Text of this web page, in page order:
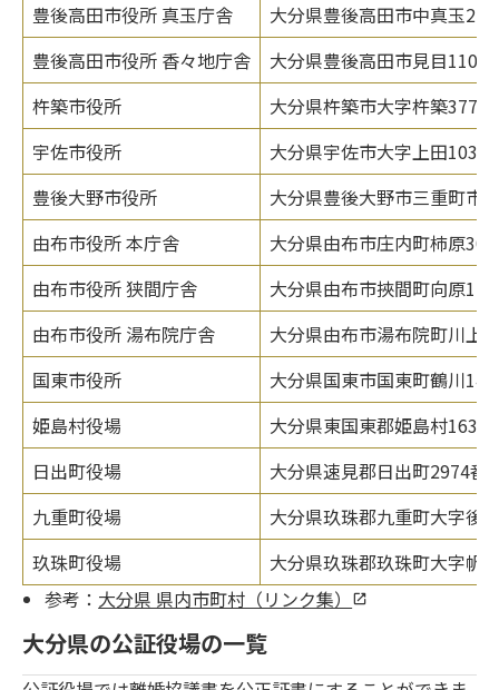
豊後高田市役所 真玉庁舎
大分県豊後高田市中真玉
豊後高田市役所 香々地庁舎
大分県豊後高田市見目110
杵築市役所
大分県杵築市大字杵築377
宇佐市役所
大分県宇佐市大字上田1030
豊後大野市役所
大分県豊後大野市三重町市
由布市役所 本庁舎
大分県由布市庄内町柿原
由布市役所 狭間庁舎
大分県由布市挾間町向原
由布市役所 湯布院庁舎
大分県由布市湯布院町川上
国東市役所
大分県国東市国東町鶴川
姫島村役場
大分県東国東郡姫島村1630
日出町役場
大分県速見郡日出町2974番
九重町役場
大分県玖珠郡九重町大字後
玖珠町役場
大分県玖珠郡玖珠町大字帆
参考： 大分県 県内市町村（リンク集）
大分県の公証役場の一覧